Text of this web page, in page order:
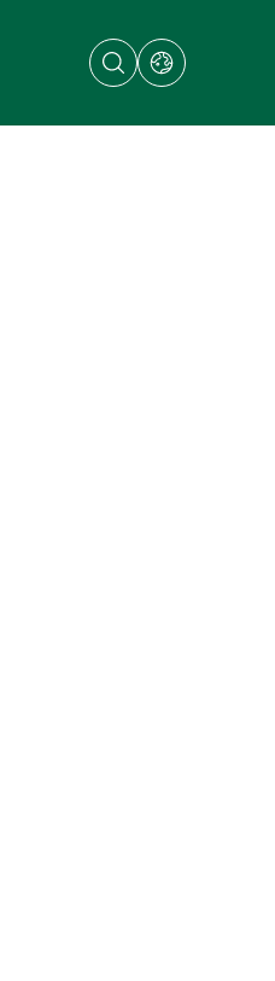
Open
search
dialog
Open
dialog
with